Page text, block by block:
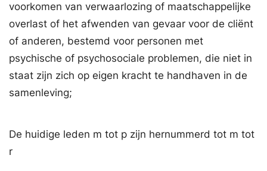
voorkomen van verwaarlozing of maatschappelijke
overlast of het afwenden van gevaar voor de cliënt
of anderen, bestemd voor personen met
psychische of psychosociale problemen, die niet in
staat zijn zich op eigen kracht te handhaven in de
samenleving;
De huidige leden m tot p zijn hernummerd tot m tot
r